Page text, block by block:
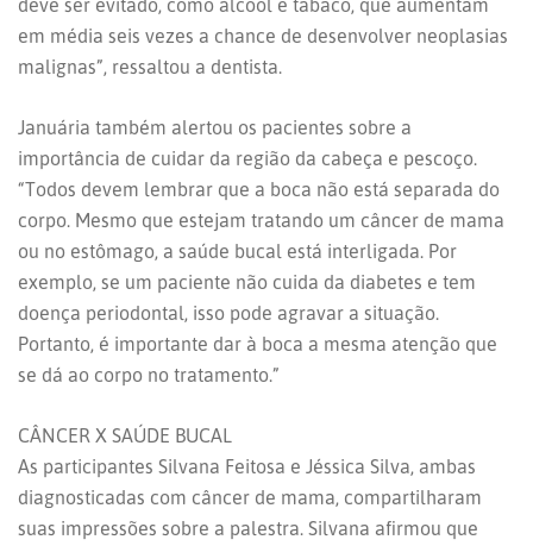
deve ser evitado, como álcool e tabaco, que aumentam
em média seis vezes a chance de desenvolver neoplasias
malignas”, ressaltou a dentista.
Januária também alertou os pacientes sobre a
importância de cuidar da região da cabeça e pescoço.
“Todos devem lembrar que a boca não está separada do
corpo. Mesmo que estejam tratando um câncer de mama
ou no estômago, a saúde bucal está interligada. Por
exemplo, se um paciente não cuida da diabetes e tem
doença periodontal, isso pode agravar a situação.
Portanto, é importante dar à boca a mesma atenção que
se dá ao corpo no tratamento.”
CÂNCER X SAÚDE BUCAL
As participantes Silvana Feitosa e Jéssica Silva, ambas
diagnosticadas com câncer de mama, compartilharam
suas impressões sobre a palestra. Silvana afirmou que